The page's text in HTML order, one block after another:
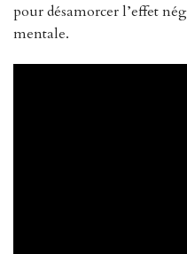
pour désamorcer l’effet
mentale.